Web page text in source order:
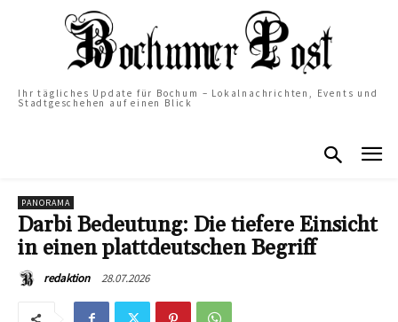
Ihr tägliches Update für Bochum – Lokalnachrichten, Events und
Stadtgeschehen auf einen Blick
PANORAMA
Darbi Bedeutung: Die tiefere Einsicht
in einen plattdeutschen Begriff
redaktion 28.07.2026